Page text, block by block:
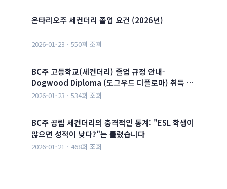
온타리오주 세컨더리 졸업 요건 (2026년)
2026-01-23 · 550회 조회
BC주 고등학교(세컨더리) 졸업 규정 안내-
Dogwood Diploma (도그우드 디플로마) 취득 …
2026-01-23 · 534회 조회
BC주 공립 세컨더리의 충격적인 통계: "ESL 학생이
많으면 성적이 낮다?"는 틀렸습니다
2026-01-21 · 468회 조회